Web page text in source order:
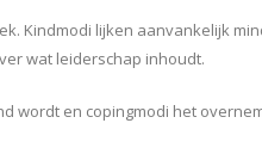
Kindmodi lijken aanvankelijk
wat leiderschap inhoudt.
wordt en copingmodi het